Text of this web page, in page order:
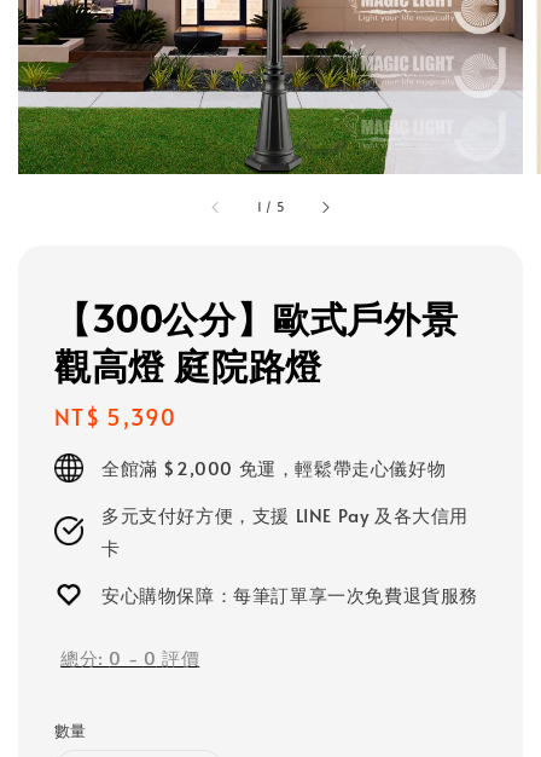
1 / 5
【300公分】歐式戶外景
觀高燈 庭院路燈
Regular
price
NT$ 5,390
全館滿 $2,000 免運，輕鬆帶走心儀好物
多元支付好方便，支援 LINE Pay 及各大信用
卡
安心購物保障：每筆訂單享一次免費退貨服務
總分: 0 - 0 評價
數量